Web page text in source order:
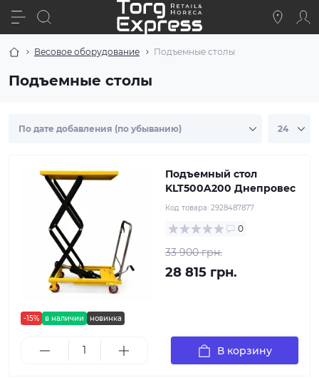
Весовое оборудование Подъемные столы
Подъемные столы
-15% в наличии новинка
Подъемный стол
KLT500A200 Днепровес
Код товара: 2928487877
0
33 900 грн.
28 815 грн.
В корзину